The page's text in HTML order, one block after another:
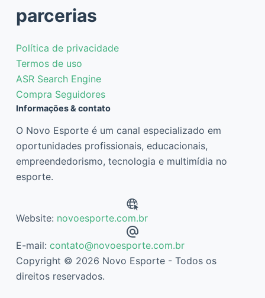
parcerias
Política de privacidade
Termos de uso
ASR Search Engine
Compra Seguidores
Informações & contato
O Novo Esporte é um canal especializado em
oportunidades profissionais, educacionais,
empreendedorismo, tecnologia e multimídia no
esporte.
Website: novoesporte.com.br
E-mail: contato@novoesporte.com.br
Copyright © 2026 Novo Esporte - Todos os
direitos reservados.